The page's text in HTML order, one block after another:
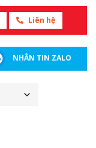
Liên hệ
NHẮN TIN ZALO